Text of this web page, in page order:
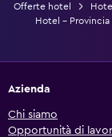
Offerte hotel
Hotel - Provincia
Azienda
Chi siamo
Opportunità di